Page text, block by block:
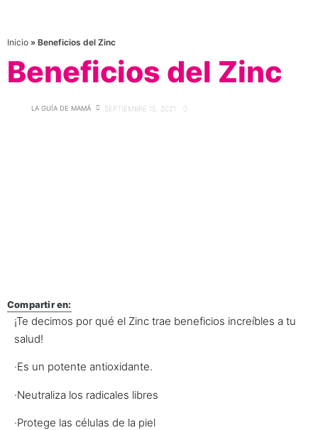
Inicio » Beneficios del Zinc
Beneficios del Zinc
LA GUÍA DE MAMÁ SEPTIEMBRE 15, 2021 0
Compartir en:
¡Te decimos por qué el Zinc trae beneficios increíbles a tu
salud!
·Es un potente antioxidante.
·Neutraliza los radicales libres
·Protege las células de la piel